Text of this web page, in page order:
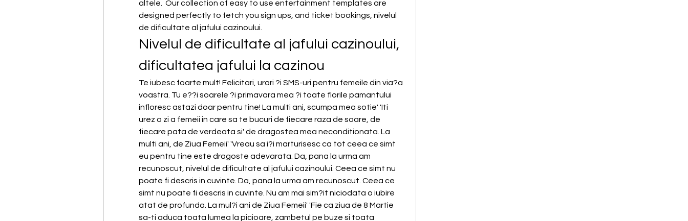
altele.  Our collection of easy to use entertainment templates are
designed perfectly to fetch you sign ups, and ticket bookings, nivelul
de dificultate al jafului cazinoului.
Nivelul de dificultate al jafului cazinoului,
dificultatea jafului la cazinou
Te iubesc foarte mult! Felicitari, urari ?i SMS-uri pentru femeile din via?a
voastra. Tu e??i soarele ?i primavara mea ?i toate florile pamantului
infloresc astazi doar pentru tine! La multi ani, scumpa mea sotie' 'Iti
urez o zi a femeii in care sa te bucuri de fiecare raza de soare, de
fiecare pata de verdeata si' de dragostea mea neconditionata. La
multi ani, de Ziua Femeii' 'Vreau sa i?i marturisesc ca tot ceea ce simt
eu pentru tine este dragoste adevarata. Da, pana la urma am
recunoscut, nivelul de dificultate al jafului cazinoului. Ceea ce simt nu
poate fi descris in cuvinte. Da, pana la urma am recunoscut. Ceea ce
simt nu poate fi descris in cuvinte. Nu am mai sim?it niciodata o iubire
atat de profunda. La mul?i ani de Ziua Femeii' 'Fie ca ziua de 8 Martie
sa-ti aduca toata lumea la picioare, zambetul pe buze si toata